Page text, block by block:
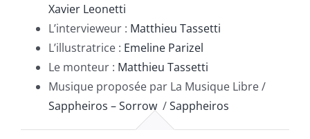
Xavier Leonetti
L’intervieweur : Matthieu Tassetti
L’illustratrice : Emeline Parizel
Le monteur : Matthieu Tassetti
Musique proposée par La Musique Libre /
Sappheiros – Sorrow /Sappheiros